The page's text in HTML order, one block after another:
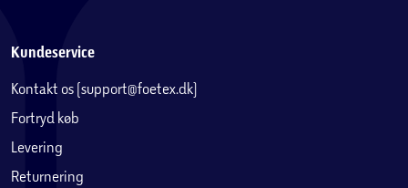
Kundeservice
Kontakt os (support@foetex.dk)
Fortryd køb
Levering
Returnering